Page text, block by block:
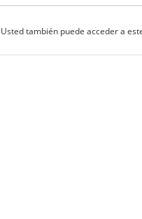
Usted también puede acceder a